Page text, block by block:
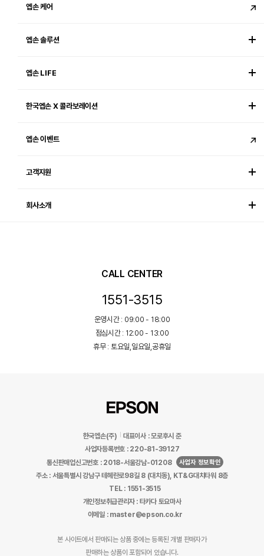
엡손 케어
엡손 솔루션
엡손 LIFE
한국엡손 X 콜라보레이션
엡손 이벤트
고객지원
회사소개
CALL CENTER
1551-3515
운영시간 : 09:00 - 18:00
점심시간 : 12:00 - 13:00
휴무 : 토요일,일요일,공휴일
한국엡손(주)
대표이사 : 모로후시 준
사업자등록번호 : 220-81-39127
통신판매업신고번호 : 2018-서울강남-01208
사업자 정보확인
주소 : 서울특별시 강남구 테헤란로98길 8 (대치동), KT&G대치타워 8층
TEL : 1551-3515
개인정보취급관리자 : 타카다 토요마사
이메일 : master@epson.co.kr
본 사이트에서 판매되는 상품 중에는 등록된 개별 판매자가
판매하는 상품이 포함되어 있습니다.